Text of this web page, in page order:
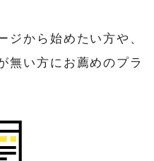
ジから始めたい方や、
無い方にお薦めのプラ